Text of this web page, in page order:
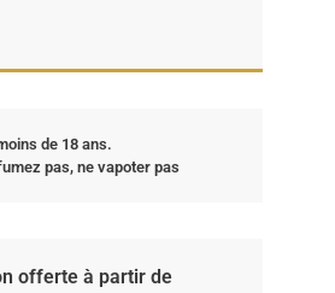
de 18 ans.
pas, ne vapoter pas
offerte à partir de